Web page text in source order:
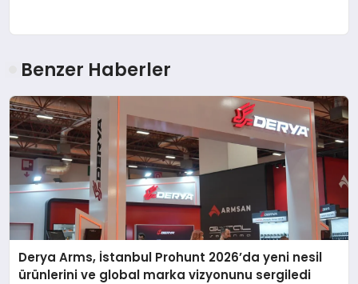
Benzer Haberler
Derya Arms, İstanbul Prohunt 2026’da yeni nesil
ürünlerini ve global marka vizyonunu sergiledi